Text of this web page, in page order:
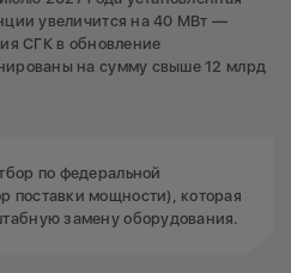
увеличится на 40 МВт —
СГК в обновление
на сумму свыше 12 млрд
по федеральной
поставки мощности), которая
замену оборудования.